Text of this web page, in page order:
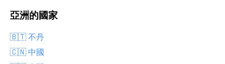
亞洲的國家
🇧🇹 不丹
🇨🇳 中國